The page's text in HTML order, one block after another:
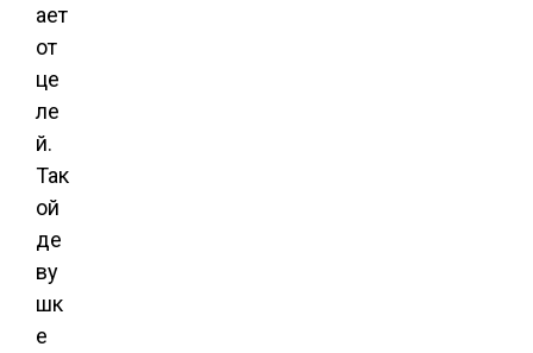
ает
от
це
ле
й.
Так
ой
де
ву
шк
е